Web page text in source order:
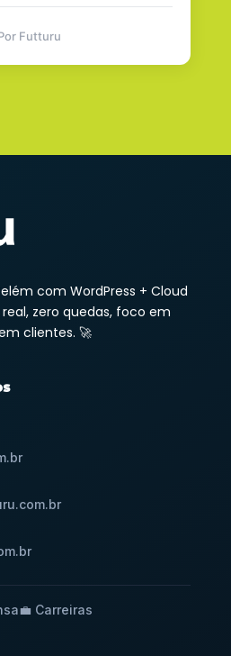
Futturu
com WordPress + Cloud
zero quedas, foco em
clientes. 🚀
💼 Carreiras